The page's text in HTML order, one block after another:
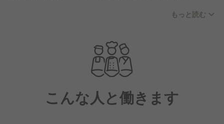
高級食材であるうなぎを使ったどんぶりメニューを、
お手頃な価格設定で楽しめる、うなぎ料理専門ブラン
全国各地から厳選した国産牛を、焼き方にこだわって
もっと読む
こんな人と働きます